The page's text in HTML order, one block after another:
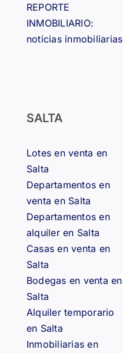
REPORTE
INMOBILIARIO:
noticias inmobiliarias
SALTA
Lotes en venta en
Salta
Departamentos en
venta en Salta
Departamentos en
alquiler en Salta
Casas en venta en
Salta
Bodegas en venta en
Salta
Alquiler temporario
en Salta
Inmobiliarias en